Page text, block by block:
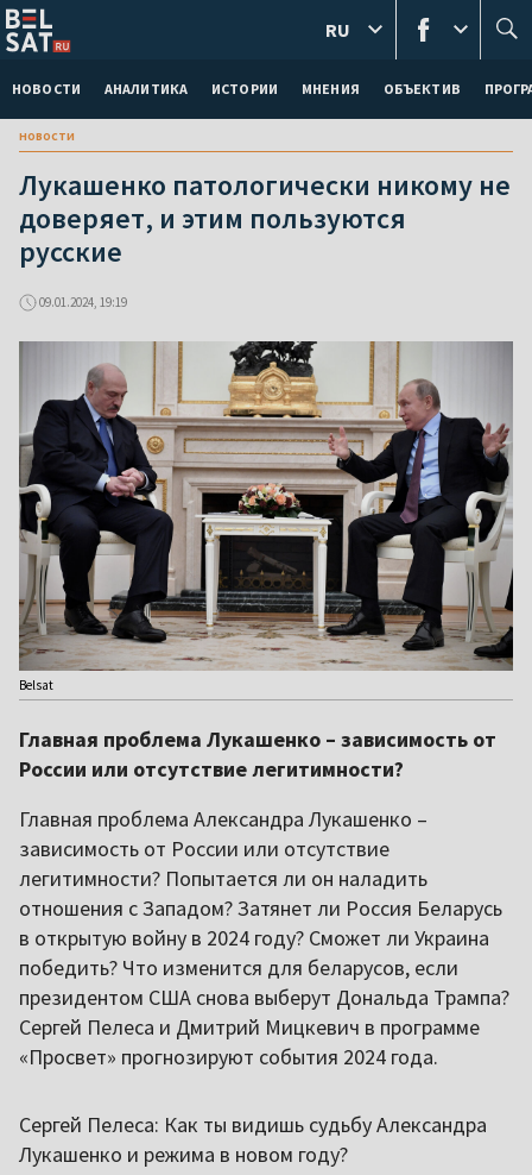
НОВОСТИ АНАЛИТИКА ИСТОРИИ МНЕНИЯ ОБЪЕКТИВ
RU
новости
Лукашенко патологически никому не
доверяет, и этим пользуются
русские
09.01.2024, 19:19
Belsat
Главная проблема Лукашенко – зависимость от
России или отсутствие легитимности?
Главная проблема Александра Лукашенко –
зависимость от России или отсутствие
легитимности? Попытается ли он наладить
отношения с Западом? Затянет ли Россия Беларусь
в открытую войну в 2024 году? Сможет ли Украина
победить? Что изменится для беларусов, если
президентом США снова выберут Дональда Трампа?
Сергей Пелеса и Дмитрий Мицкевич в программе
«Просвет» прогнозируют события 2024 года.
Сергей Пелеса: Как ты видишь судьбу Александра
Лукашенко и режима в новом году?